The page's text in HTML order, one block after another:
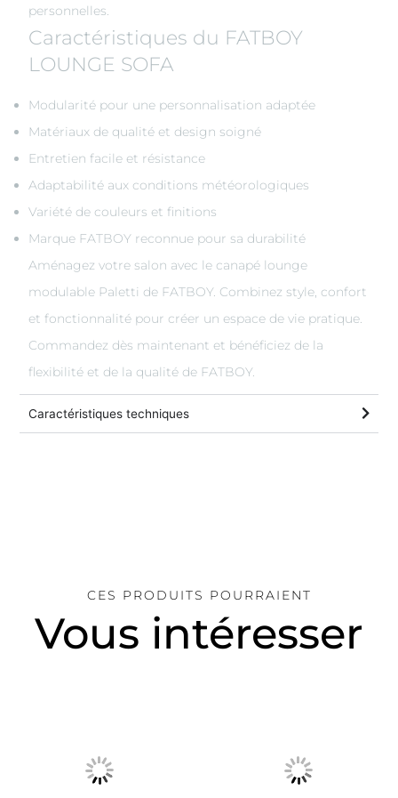
personnelles.
Caractéristiques du FATBOY
LOUNGE SOFA
Modularité pour une personnalisation adaptée
Matériaux de qualité et design soigné
Entretien facile et résistance
Adaptabilité aux conditions météorologiques
Variété de couleurs et finitions
Marque FATBOY reconnue pour sa durabilité
Aménagez votre salon avec le canapé lounge
modulable Paletti de FATBOY. Combinez style, confort
et fonctionnalité pour créer un espace de vie pratique.
Commandez dès maintenant et bénéficiez de la
flexibilité et de la qualité de FATBOY.
Caractéristiques techniques
CES PRODUITS POURRAIENT
Vous intéresser